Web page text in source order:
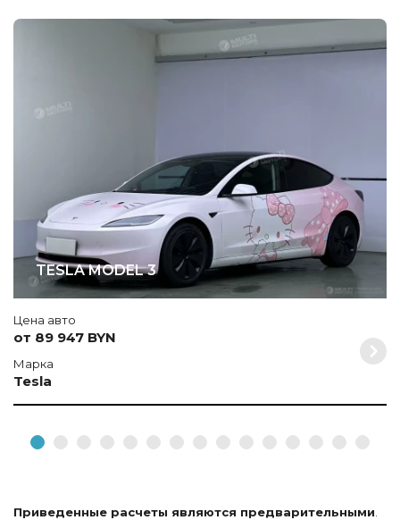
TESLA MODEL 3
Цена авто
от 89 947 BYN
Марка
Tesla
Приведенные расчеты являются предварительными